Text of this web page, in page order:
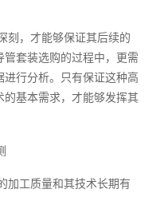
刻，才能够保证其后续的
套装选购的过程中，更需
行分析。只有保证这种高
基本需求，才能够发挥其
加工质量和其技术长期有